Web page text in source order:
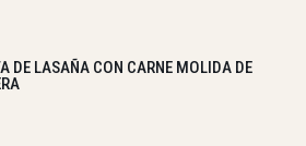
DE LASAÑA CON CARNE MOLIDA DE